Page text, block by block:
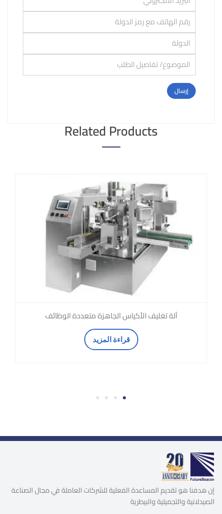
Related Products
آلة تغليف الأكياس الجاهزة متعددة الوظائف
قراءة المزيد
1
2
3
4
إن هدفنا هو تقديم المساعدة الفعلية للشركات العاملة في مجال الصناعة
الصيدلانية والتجميلية والبيطرية